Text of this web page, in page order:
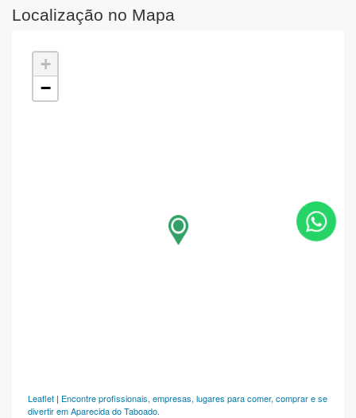
Localização no Mapa
+
−
Leaflet | Encontre profissionais, empresas, lugares para comer, comprar e se
divertir em Aparecida do Taboado.